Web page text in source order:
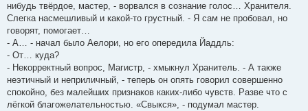
нибудь твёрдое, мастер, - ворвался в сознание голос… Хранителя.
Слегка насмешливый и какой-то грустный. - Я сам не пробовал, но
говорят, помогает…
- А… - начал было Аелори, но его опередила Йаддль:
- От… куда?
- Некорректный вопрос, Магистр, - хмыкнул Хранитель. - А также
неэтичный и неприличный, - теперь он опять говорил совершенно
спокойно, без малейших признаков каких-либо чувств. Разве что с
лёгкой благожелательностью. «Свыкся», - подумал мастер.